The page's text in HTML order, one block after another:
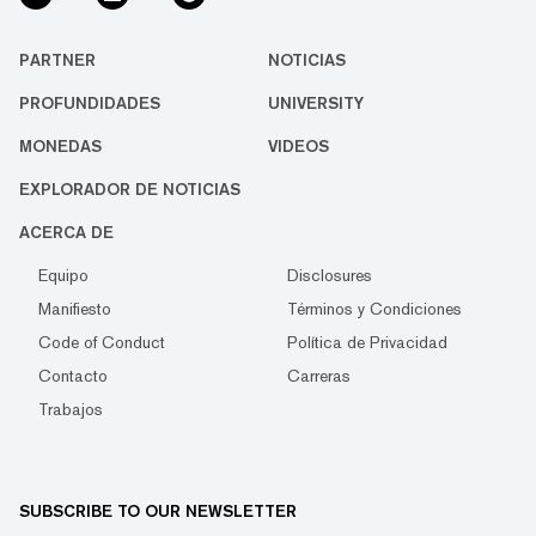
PARTNER NOTICIAS
PROFUNDIDADES UNIVERSITY
MONEDAS VIDEOS
EXPLORADOR DE NOTICIAS
ACERCA DE
Equipo
Disclosures
Manifiesto
Términos y Condiciones
Code of Conduct
Política de Privacidad
Contacto
Carreras
Trabajos
SUBSCRIBE TO OUR NEWSLETTER